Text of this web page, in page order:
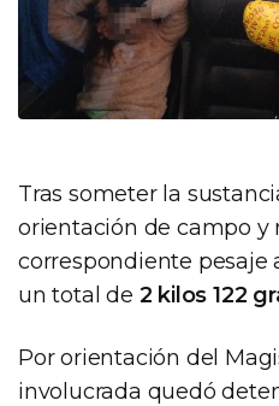
Tras someter la
orientación de campo y
correspondiente pesaje
un total de 2 kilos 122
Por orientación del
involucrada quedó